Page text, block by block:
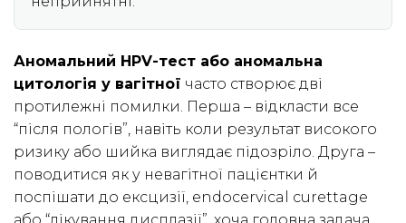
Аномальний HPV-тест або аномальна
цитологія у вагітної часто створює дві
протилежні помилки. Перша – відкласти все
“після пологів”, навіть коли результат високого
ризику або шийка виглядає підозріло. Друга –
поводитися як у невагітної пацієнтки й
поспішати до ексцизії, endocervical curettage